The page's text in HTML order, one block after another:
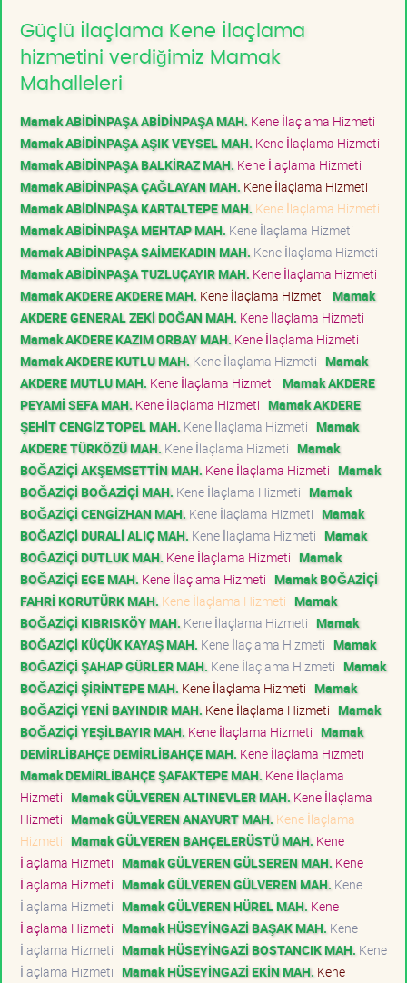
Güçlü İlaçlama Kene İlaçlama
hizmetini verdiğimiz Mamak
Mahalleleri
Mamak ABİDİNPAŞA ABİDİNPAŞA MAH. Kene İlaçlama Hizmeti
Mamak ABİDİNPAŞA AŞIK VEYSEL MAH. Kene İlaçlama Hizmeti
Mamak ABİDİNPAŞA BALKİRAZ MAH. Kene İlaçlama Hizmeti
Mamak ABİDİNPAŞA ÇAĞLAYAN MAH. Kene İlaçlama Hizmeti
Mamak ABİDİNPAŞA KARTALTEPE MAH. Kene İlaçlama Hizmeti
Mamak ABİDİNPAŞA MEHTAP MAH. Kene İlaçlama Hizmeti
Mamak ABİDİNPAŞA SAİMEKADIN MAH. Kene İlaçlama Hizmeti
Mamak ABİDİNPAŞA TUZLUÇAYIR MAH. Kene İlaçlama Hizmeti
Mamak AKDERE AKDERE MAH. Kene İlaçlama Hizmeti Mamak
AKDERE GENERAL ZEKİ DOĞAN MAH. Kene İlaçlama Hizmeti
Mamak AKDERE KAZIM ORBAY MAH. Kene İlaçlama Hizmeti
Mamak AKDERE KUTLU MAH. Kene İlaçlama Hizmeti Mamak
AKDERE MUTLU MAH. Kene İlaçlama Hizmeti Mamak AKDERE
PEYAMİ SEFA MAH. Kene İlaçlama Hizmeti Mamak AKDERE
ŞEHİT CENGİZ TOPEL MAH. Kene İlaçlama Hizmeti Mamak
AKDERE TÜRKÖZÜ MAH. Kene İlaçlama Hizmeti Mamak
BOĞAZİÇİ AKŞEMSETTİN MAH. Kene İlaçlama Hizmeti Mamak
BOĞAZİÇİ BOĞAZİÇİ MAH. Kene İlaçlama Hizmeti Mamak
BOĞAZİÇİ CENGİZHAN MAH. Kene İlaçlama Hizmeti Mamak
BOĞAZİÇİ DURALİ ALIÇ MAH. Kene İlaçlama Hizmeti Mamak
BOĞAZİÇİ DUTLUK MAH. Kene İlaçlama Hizmeti Mamak
BOĞAZİÇİ EGE MAH. Kene İlaçlama Hizmeti Mamak BOĞAZİÇİ
FAHRİ KORUTÜRK MAH. Kene İlaçlama Hizmeti Mamak
BOĞAZİÇİ KIBRISKÖY MAH. Kene İlaçlama Hizmeti Mamak
BOĞAZİÇİ KÜÇÜK KAYAŞ MAH. Kene İlaçlama Hizmeti Mamak
BOĞAZİÇİ ŞAHAP GÜRLER MAH. Kene İlaçlama Hizmeti Mamak
BOĞAZİÇİ ŞİRİNTEPE MAH. Kene İlaçlama Hizmeti Mamak
BOĞAZİÇİ YENİ BAYINDIR MAH. Kene İlaçlama Hizmeti Mamak
BOĞAZİÇİ YEŞİLBAYIR MAH. Kene İlaçlama Hizmeti Mamak
DEMİRLİBAHÇE DEMİRLİBAHÇE MAH. Kene İlaçlama Hizmeti
Mamak DEMİRLİBAHÇE ŞAFAKTEPE MAH. Kene İlaçlama
Hizmeti Mamak GÜLVEREN ALTINEVLER MAH. Kene İlaçlama
Hizmeti Mamak GÜLVEREN ANAYURT MAH. Kene İlaçlama
Hizmeti Mamak GÜLVEREN BAHÇELERÜSTÜ MAH. Kene
İlaçlama Hizmeti Mamak GÜLVEREN GÜLSEREN MAH. Kene
İlaçlama Hizmeti Mamak GÜLVEREN GÜLVEREN MAH. Kene
İlaçlama Hizmeti Mamak GÜLVEREN HÜREL MAH. Kene
İlaçlama Hizmeti Mamak HÜSEYİNGAZİ BAŞAK MAH. Kene
İlaçlama Hizmeti Mamak HÜSEYİNGAZİ BOSTANCIK MAH. Kene
İlaçlama Hizmeti Mamak HÜSEYİNGAZİ EKİN MAH. Kene